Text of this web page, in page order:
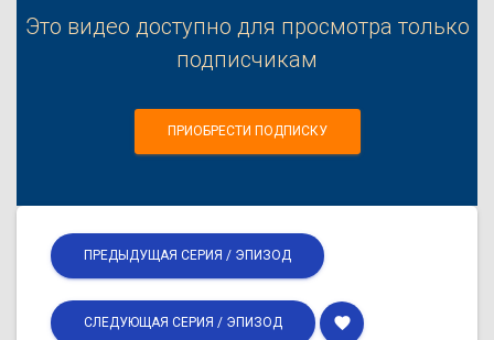
Это видео доступно для просмотра только
подписчикам
ПРИОБРЕСТИ ПОДПИСКУ
ПРЕДЫДУЩАЯ СЕРИЯ / ЭПИЗОД
СЛЕДУЮЩАЯ СЕРИЯ / ЭПИЗОД favorite